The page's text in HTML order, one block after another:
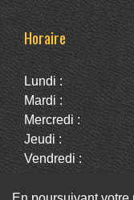
Horaire
Lundi :
Mardi :
Mercredi :
Jeudi :
Vendredi :
Dimanche :